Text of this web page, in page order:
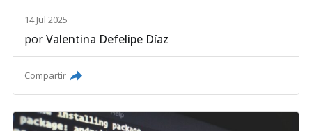
14 Jul 2025
porValentina Defelipe Díaz
Compartir